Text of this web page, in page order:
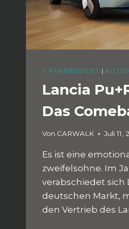
1. FAHRBERICHT |
Lancia
Das
Von CARWALK Juli 11,
Es ist eine
zweifelsohne. Im
verabschiedet sich
deutschen Markt,
den Vertrieb des